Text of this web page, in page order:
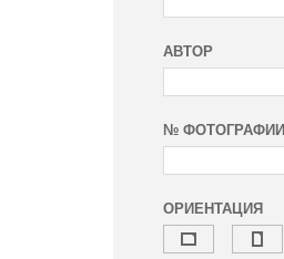
АВТОР
№ ФОТОГРАФИИ
ОРИЕНТАЦИЯ